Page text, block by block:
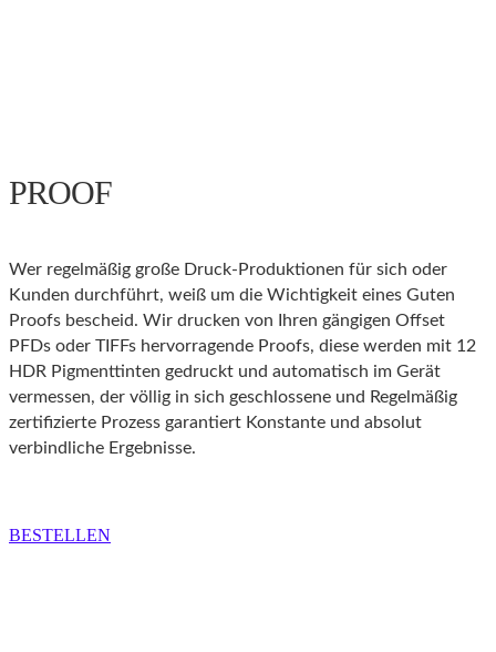
PROOF
Wer regelmäßig große Druck-Produktionen für sich oder
Kunden durchführt, weiß um die Wichtigkeit eines Guten
Proofs bescheid. Wir drucken von Ihren gängigen Offset
PFDs oder TIFFs hervorragende Proofs, diese werden mit 12
HDR Pigmenttinten gedruckt und automatisch im Gerät
vermessen, der völlig in sich geschlossene und Regelmäßig
zertifizierte Prozess garantiert Konstante und absolut
verbindliche Ergebnisse.
BESTELLEN